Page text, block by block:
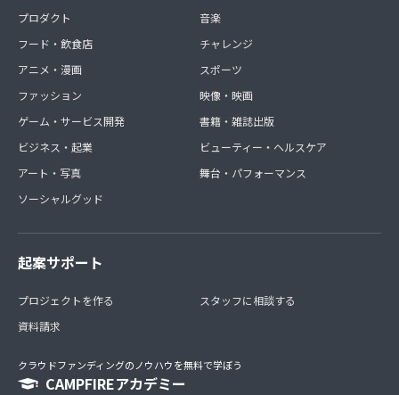
プロダクト
フード・飲食店
アニメ・漫画
ファッション
ゲーム・サービス開発
ビジネス・起業
アート・写真
ソーシャルグッド
音楽
チャレンジ
スポーツ
映像・映画
書籍・雑誌出版
ビューティー・ヘルスケア
舞台・パフォーマンス
起案サポート
プロジェクトを作る
資料請求
スタッフに相談する
クラウドファンディングのノウハウを無料で学ぼう
CAMPFIREアカデミー